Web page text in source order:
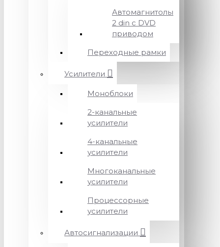
Автомагнитолы
2 din с DVD
приводом
Переходные рамки
Усилители
Моноблоки
2-канальные
усилители
4-канальные
усилители
Многоканальные
усилители
Процессорные
усилители
Автосигнализации